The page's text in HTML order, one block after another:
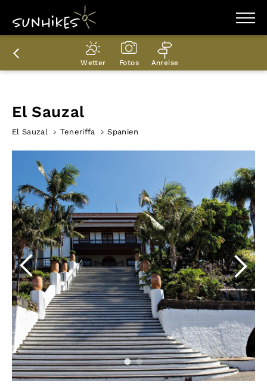
WANDERZIELE
WANDERUNGEN
ENTDECKEN
PLANER
Wetter Fotos Anreise
El Sauzal
El Sauzal Teneriffa Spanien